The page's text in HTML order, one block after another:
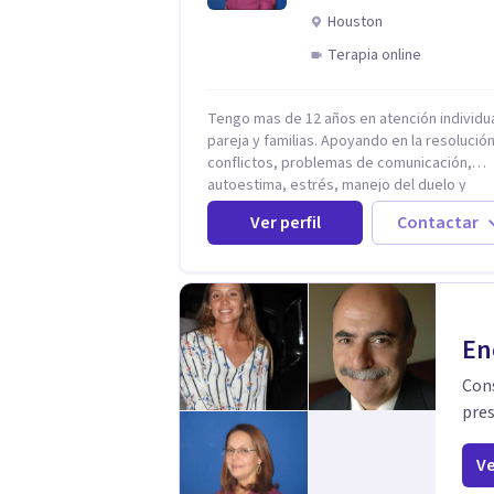
presente, estableciendo objetivos
flexibles, de acuerdo a tu ritmo y
Houston
Terapia online
Tengo mas de 12 años en atención
pareja y familias. Apoyando en la
conflictos, problemas de comunicación,
autoestima, estrés, manejo del duelo y
personas con ansiedad y depresión, así
problemas de conducta y comportamiento.
Desarrollo de personas maximizando su
Estableciendo metas a corto y largo plazo,
vital para la vida de cada uno tener su propia
vision.
Ver perfil Contactar